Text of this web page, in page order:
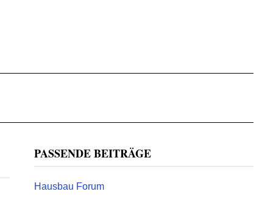
Primary
Sidebar
PASSENDE BEITRÄGE
Hausbau Forum